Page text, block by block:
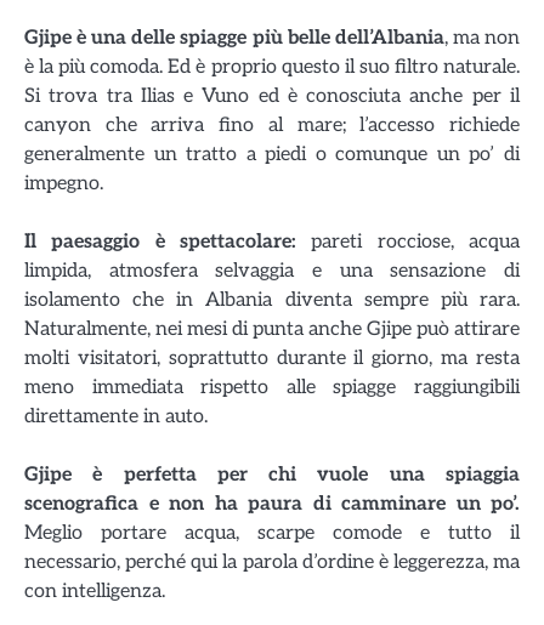
Gjipe è una delle spiagge più belle dell’Albania, ma non
è la più comoda. Ed è proprio questo il suo filtro naturale.
Si trova tra Ilias e Vuno ed è conosciuta anche per il
canyon che arriva fino al mare; l’accesso richiede
generalmente un tratto a piedi o comunque un po’ di
impegno.
Il paesaggio è spettacolare: pareti rocciose, acqua
limpida, atmosfera selvaggia e una sensazione di
isolamento che in Albania diventa sempre più rara.
Naturalmente, nei mesi di punta anche Gjipe può attirare
molti visitatori, soprattutto durante il giorno, ma resta
meno immediata rispetto alle spiagge raggiungibili
direttamente in auto.
Gjipe è perfetta per chi vuole una spiaggia
scenografica e non ha paura di camminare un po’.
Meglio portare acqua, scarpe comode e tutto il
necessario, perché qui la parola d’ordine è leggerezza, ma
con intelligenza.